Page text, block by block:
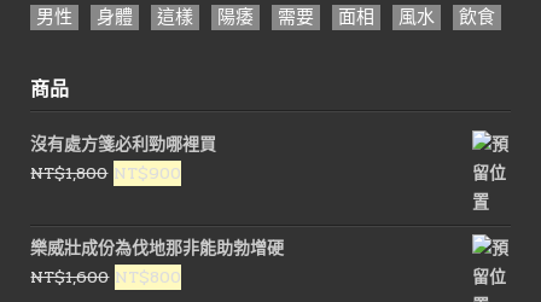
男性
身體 這樣 陽痿 需要 面相 風水 飲食
商品
沒有處方箋必利勁哪裡買
NT$1,800 原
價
格：
NT$1,800。
NT$900
價
格：
NT$900。
樂威壯成份為伐地那非能助勃增硬
NT$1,600 原
NT$800